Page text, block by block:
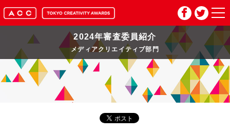
HOME
マイページ
2024年審査委員紹介
メディアクリエイティブ部門